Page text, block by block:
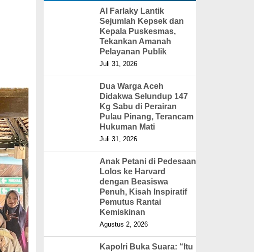
Al Farlaky Lantik
Sejumlah Kepsek dan
Kepala Puskesmas,
Tekankan Amanah
Pelayanan Publik
Juli 31, 2026
Dua Warga Aceh
Didakwa Selundup 147
Kg Sabu di Perairan
Pulau Pinang, Terancam
Hukuman Mati
Juli 31, 2026
Anak Petani di Pedesaan
Lolos ke Harvard
dengan Beasiswa
Penuh, Kisah Inspiratif
Pemutus Rantai
Kemiskinan
Agustus 2, 2026
Kapolri Buka Suara: “Itu